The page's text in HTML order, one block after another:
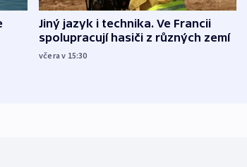
Jiný jazyk i technika. Ve Francii
spolupracují hasiči z různých zemí
včera v 15:30